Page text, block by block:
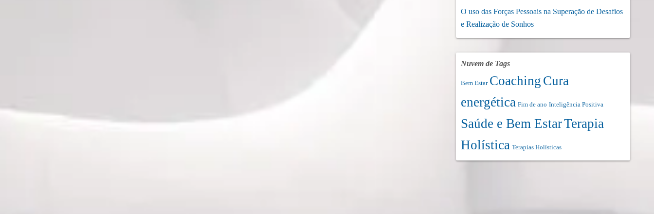
O uso das Forças Pessoais na Superação de Desafios
e Realização de Sonhos
Nuvem de Tags
Bem Estar Coaching Cura
energética Fim de ano Inteligência Positiva
Saúde e Bem EstarTerapia
Holística Terapias Holísticas